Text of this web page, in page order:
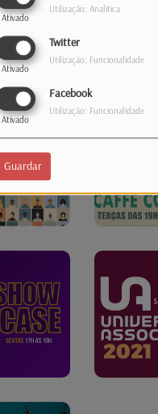
Ativado
Utilização: Analítica
Twitter
Ativado
Utilização: Funcionalidade
Facebook
Ativado
Utilização: Funcionalidade
Guardar